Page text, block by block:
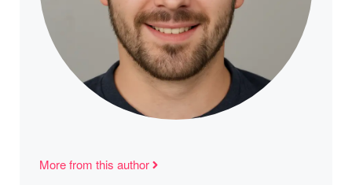
More from this author